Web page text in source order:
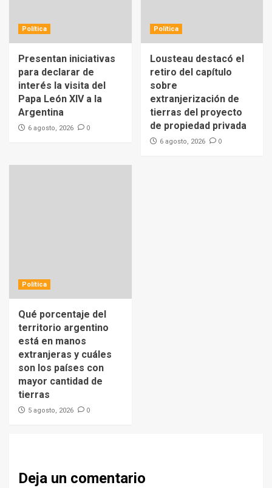
Política
Presentan iniciativas
para declarar de
interés la visita del
Papa León XIV a la
Argentina
6 agosto, 2026 0
Política
Lousteau destacó el
retiro del capítulo
sobre
extranjerización de
tierras del proyecto
de propiedad privada
6 agosto, 2026 0
Política
Qué porcentaje del
territorio argentino
está en manos
extranjeras y cuáles
son los países con
mayor cantidad de
tierras
5 agosto, 2026 0
Deja un comentario